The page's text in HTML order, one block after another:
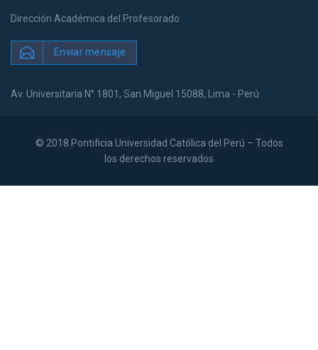
Dirección Académica del Profesorado
Enviar mensaje
Av. Universitaria N° 1801, San Miguel 15088, Lima - Perú
© 2018 Pontificia Universidad Católica del Perú – Todos
los derechos reservados